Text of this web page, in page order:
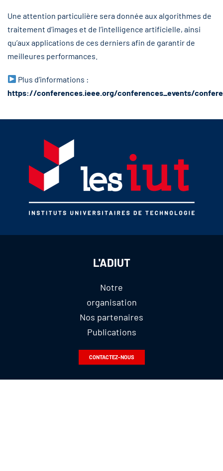
Une attention particulière sera donnée aux algorithmes de
traitement d’images et de l’intelligence artificielle, ainsi
qu’aux applications de ces derniers afin de garantir de
meilleures performances.
Plus d’informations :
https://conferences.ieee.org/conferences_events/
L'ADIUT
Notre
organisation
Nos partenaires
Publications
CONTACTEZ-NOUS